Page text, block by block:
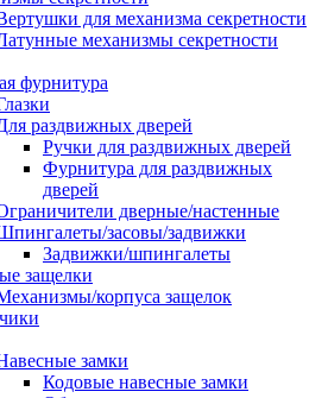
для механизма секретности
механизмы секретности
фурнитура
раздвижных дверей
Ручки для раздвижных дверей
Фурнитура для раздвижных
дверей
дверные/настенные
засовы/задвижки
Задвижки/шпингалеты
защелки
корпуса защелок
замки
Кодовые навесные замки